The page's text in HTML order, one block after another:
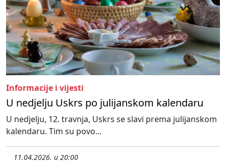
Informacije i vijesti
U nedjelju Uskrs po julijanskom kalendaru
U nedjelju, 12. travnja, Uskrs se slavi prema julijanskom
kalendaru. Tim su povo...
11.04.2026. u 20:00